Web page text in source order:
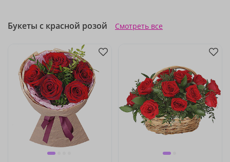
Букеты с красной розой Смотреть все